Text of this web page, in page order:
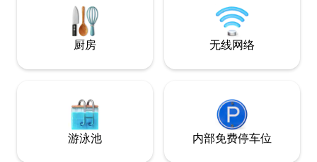
美丽的德累斯顿（Dresden）也值得一
良好的室内空间
厨房 无线网络
游泳池 内部免费停车位